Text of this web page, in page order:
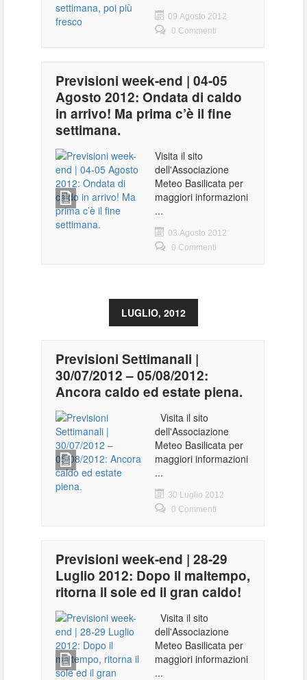
09 Agosto 2012
0 Commenti
Previsioni week-end | 04-05
Agosto 2012: Ondata di caldo
in arrivo! Ma prima c’è il fine
settimana.
Visita il sito
dell'Associazione
Meteo Basilicata per
maggiori informazioni
...
03 Agosto 2012
0 Commenti
LUGLIO, 2012
Previsioni Settimanali |
30/07/2012 – 05/08/2012:
Ancora caldo ed estate piena.
Visita il sito
dell'Associazione
Meteo Basilicata per
maggiori informazioni
...
30 Luglio 2012
0 Commenti
Previsioni week-end | 28-29
Luglio 2012: Dopo il maltempo,
ritorna il sole ed il gran caldo!
Visita il sito
dell'Associazione
Meteo Basilicata per
maggiori informazioni
...